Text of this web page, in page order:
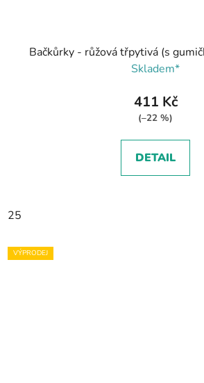
Bačkůrky - růžová třpytivá (s
Skladem*
411 Kč
(–22 %)
DETAIL
25
VÝPRODEJ